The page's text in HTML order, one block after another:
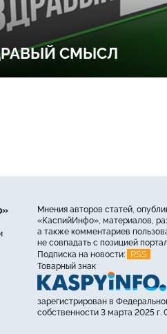
СМЫСЛ
Мнения авторов статей,
«КаспийИнфо», материалов,
а также комментариев
не совпадать с позицией
Подписка на новости:
RSS
Товарный знак
зарегистрирован в
собственности 3 марта 2025